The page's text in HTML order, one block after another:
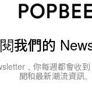
Chuck 70：好
愛！
月25日
我們的
，你每週都會收
聞和最新潮流資訊。